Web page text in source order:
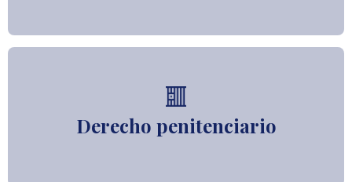
Derecho penitenciario